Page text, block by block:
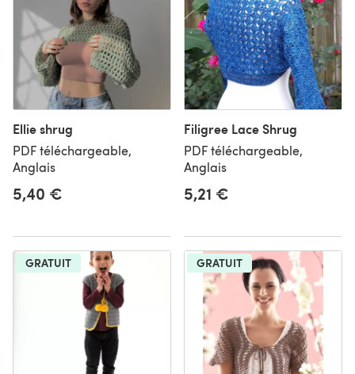
Ellie shrug
PDF téléchargeable,
Anglais
5,40 €
Filigree Lace Shrug
PDF téléchargeable,
Anglais
5,21 €
GRATUIT GRATUIT